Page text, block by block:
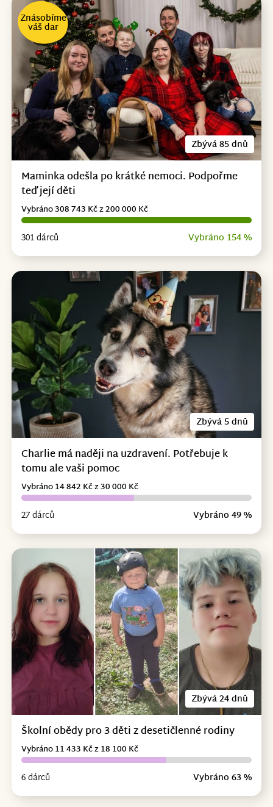
Zbývá 85 dnů
Znásobíme
váš dar
Maminka odešla po krátké nemoci. Podpořme
teď její děti
301 dárců Vybráno 154 %
Vybráno 308 743 Kč z 200 000 Kč
Zbývá 5 dnů
Charlie má naději na uzdravení. Potřebuje k
tomu ale vaši pomoc
27 dárců Vybráno 49 %
Vybráno 14 842 Kč z 30 000 Kč
Zbývá 24 dnů
Školní obědy pro 3 děti z desetičlenné rodiny
6 dárců Vybráno 63 %
Vybráno 11 433 Kč z 18 100 Kč